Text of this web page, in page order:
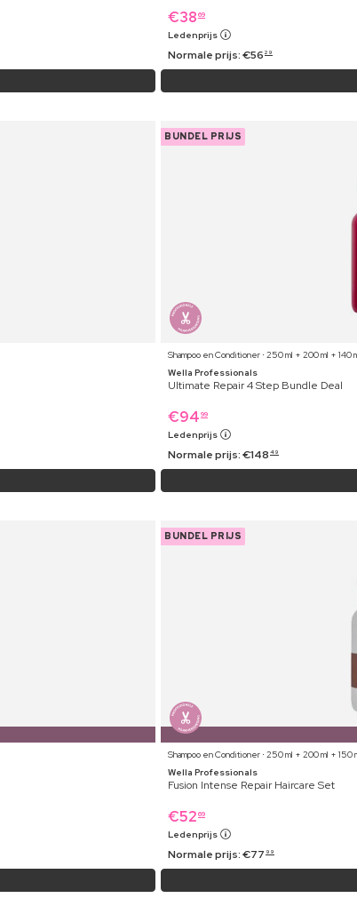
€38 69
Ledenprijs
Normale prijs:€56 29
BUNDEL PRIJS
Shampoo en Conditioner ⋅ 250 ml + 200 ml + 140
Wella Professionals
Ultimate Repair 4 Step Bundle Deal
€94 99
Ledenprijs
Normale prijs:€148 49
BUNDEL PRIJS
Shampoo en Conditioner ⋅ 250 ml + 200 ml + 150
Wella Professionals
Fusion Intense Repair Haircare Set
€52 69
Ledenprijs
Normale prijs:€77 99